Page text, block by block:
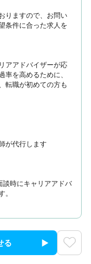
りますので、お問い
条件に合った求人を
アアドバイザーが応
を高めるために、
転職が初めての方も
が代行します
時にキャリアアドバ
る